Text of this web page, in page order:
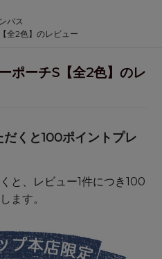
バス
全2色】のレビュー
ポーチS【全2色】のレ
くと100ポイントプレ
と、レビュー1件につき100
ます。